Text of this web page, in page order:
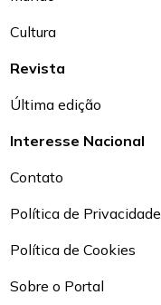
Cultura
Revista
Última edição
Interesse Nacional
Contato
Política de Privacidade
Política de Cookies
Sobre o Portal